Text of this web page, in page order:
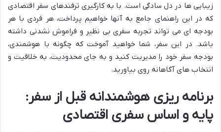
زیبایی ها در دل سادگی است. با به کارگیری ترفندهای سفر اقتصادی
که در این راهنمای جامع به آنها خواهیم پرداخت، هر فردی با هر
بودجه ای می تواند تجربه سفری بی نظیر و فراموش نشدنی داشته
باشد. در این سفر، شما خواهید آموخت که چگونه با هوشمندی،
بودجه سفر خود را مدیریت کنید و به جای محدودیت، به خلاقیت و
انتخاب های آگاهانه روی بیاورید.
برنامه ریزی هوشمندانه قبل از سفر:
پایه و اساس سفری اقتصادی